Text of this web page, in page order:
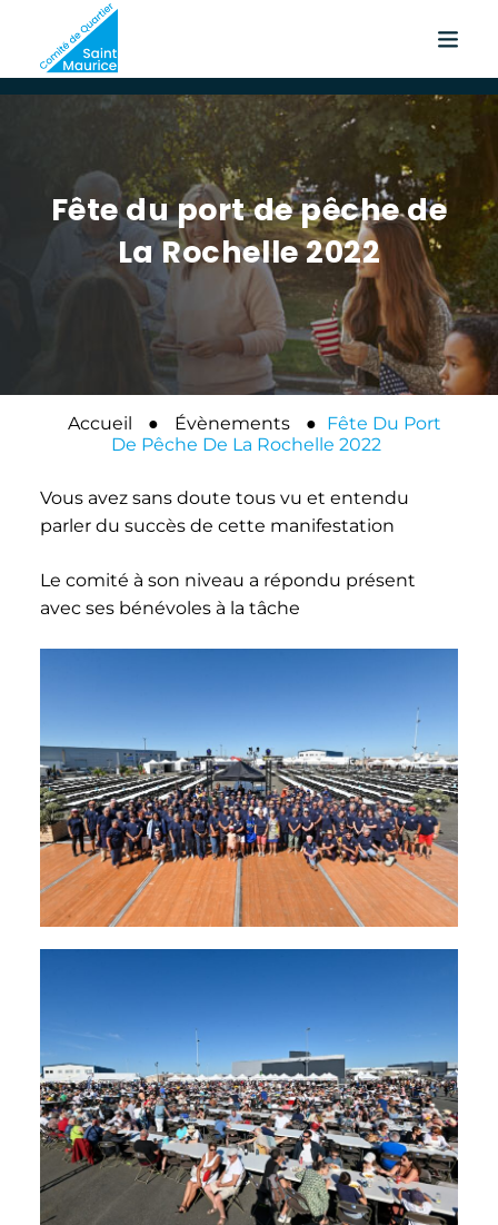
Fête du port de pêche de
La Rochelle 2022
Accueil ● Évènements ● Fête Du Port
De Pêche De La Rochelle 2022
Vous avez sans doute tous vu et entendu
parler du succès de cette manifestation
Le comité à son niveau a répondu présent
avec ses bénévoles à la tâche